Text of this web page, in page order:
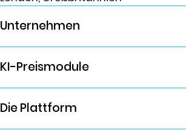
Unternehmen
KI-Preismodule
Die Plattform